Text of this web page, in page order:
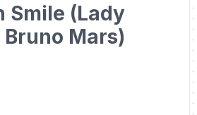
Smile (Lady
Mars)